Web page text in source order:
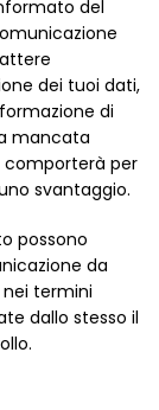
del
dei tuoi dati,
di
mancata
comporterà per
svantaggio.
possono
da
termini
dallo stesso il